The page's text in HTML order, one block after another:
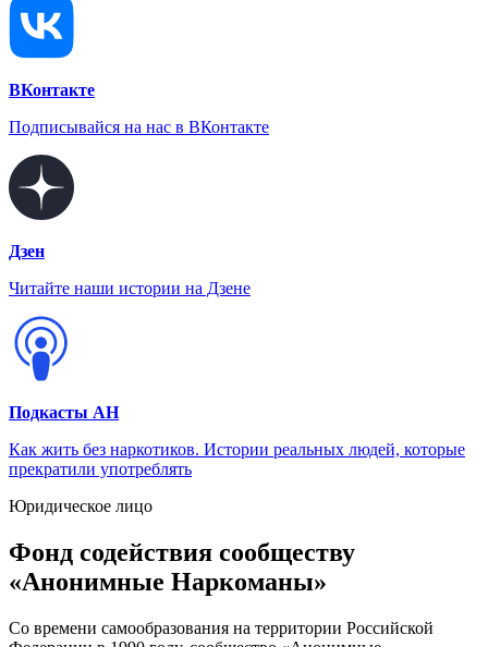
ВКонтакте
Подписывайся на нас в ВКонтакте
Дзен
Читайте наши истории на Дзене
Подкасты АН
Как жить без наркотиков. Истории реальных людей, которые
прекратили употреблять
Юридическое лицо
Фонд содействия сообществу
«Анонимные Наркоманы»
Со времени самообразования на территории Российской